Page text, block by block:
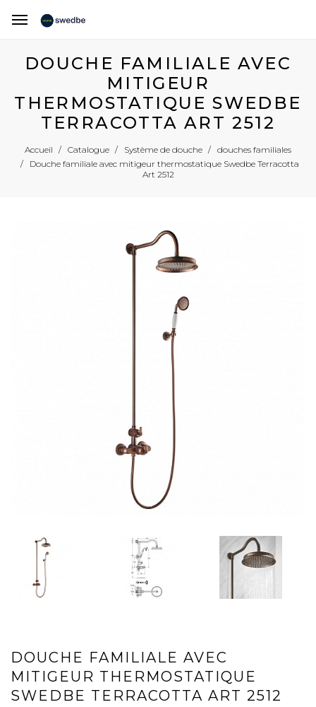
DOUCHE FAMILIALE AVEC
MITIGEUR
THERMOSTATIQUE SWEDBE
TERRACOTTA ART 2512
Accueil Catalogue Système de douche
douches familiales
Douche familiale avec mitigeur thermostatique Swedbe Terracotta
Art 2512
DOUCHE FAMILIALE AVEC
MITIGEUR THERMOSTATIQUE
SWEDBE TERRACOTTA ART 2512